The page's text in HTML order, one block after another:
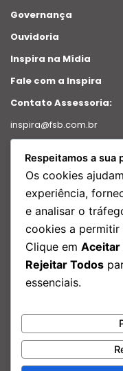
Governança
Ouvidoria
Inspira na Mídia
Fale com a Inspira
Contato Assessoria:
inspira@fsb.com.br
Intranet
Relatório de
Redes Sociais
Facebook
Instagram
Linkedin
Youtube
Nosso Endereço:
Rua São Bento, 29 – Edf.
Janeiro – RJ
Respeitamos a sua
Os cookies
experiência,
e analisar o
cookies a permitir
Clique em Aceitar
Rejeitar Todos
essenciais.